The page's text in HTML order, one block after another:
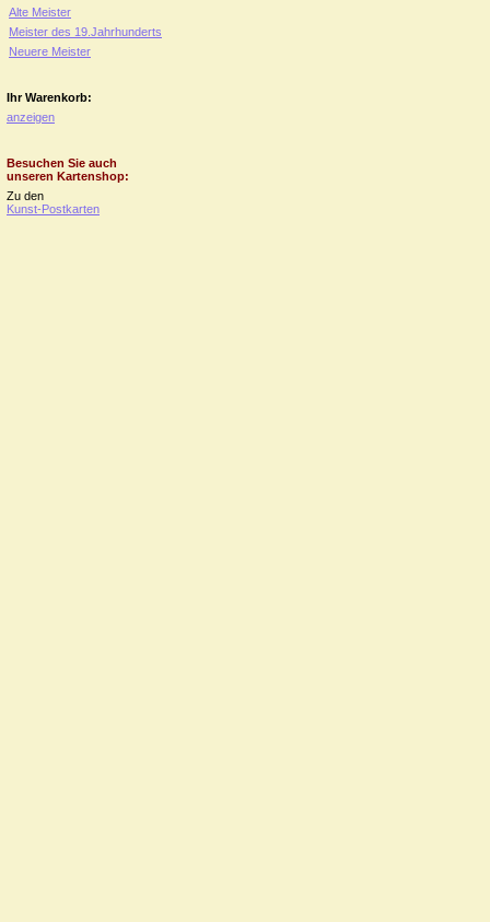
Alte Meister
Meister des 19.Jahrhunderts
Neuere Meister
Ihr Warenkorb:
anzeigen
Besuchen Sie auch
unseren Kartenshop:
Zu den
Kunst-Postkarten